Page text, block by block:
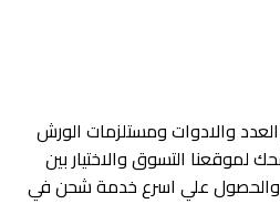
والادوات ومستلزمات الورش
لموقعنا التسوق والاختيار بين
والحصول علي اسرع خدمة شحن في